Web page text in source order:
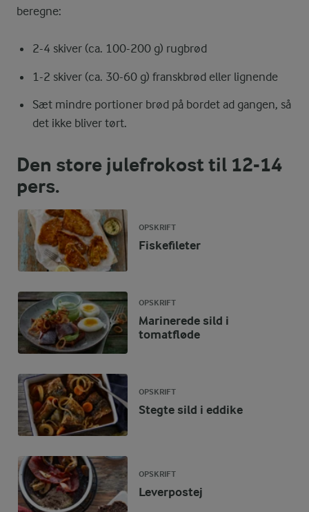
beregne:
2-4 skiver (ca. 100-200 g) rugbrød
1-2 skiver (ca. 30-60 g) franskbrød eller lignende
Sæt mindre portioner brød på bordet ad gangen, så
det ikke bliver tørt.
Den store julefrokost til 12-14
pers.
OPSKRIFT
Fiskefileter
OPSKRIFT
Marinerede sild i
tomatfløde
OPSKRIFT
Stegte sild i eddike
OPSKRIFT
Leverpostej